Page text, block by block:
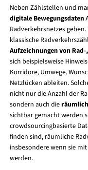
Neben Zählstellen und
digitale Bewegungsdaten
Radverkehrsnetzes
klassische
Aufzeichnungen von
sich beispielsweise
Korridore, Umwege,
Netzlücken ableiten.
nicht nur die Anzahl der
sondern auch die
sichtbar gemacht werden
crowdsourcingbasierte
finden sind, räumliche
insbesondere wenn sie
werden.